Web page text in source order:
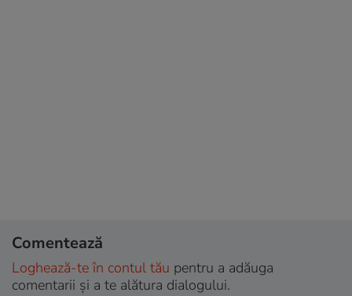
Comentează
Loghează-te în contul tău pentru a adăuga
comentarii și a te alătura dialogului.